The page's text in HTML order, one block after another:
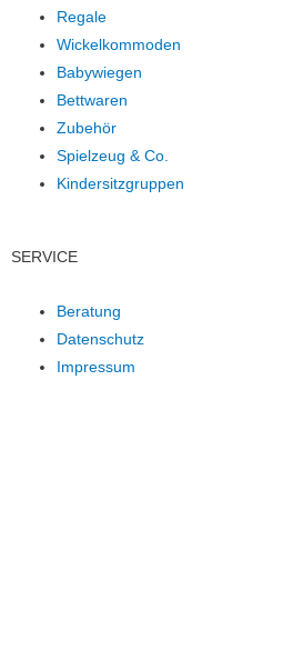
Regale
Wickelkommoden
Babywiegen
Bettwaren
Zubehör
Spielzeug & Co.
Kindersitzgruppen
SERVICE
Beratung
Datenschutz
Impressum